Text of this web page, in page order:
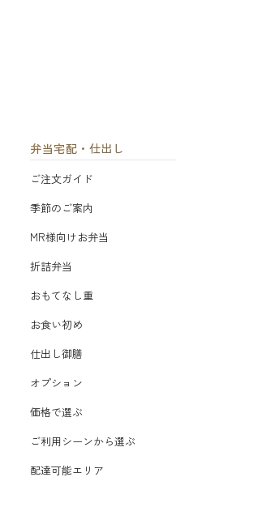
弁当宅配・仕出し
ご注文ガイド
季節のご案内
MR様向けお弁当
折詰弁当
おもてなし重
お食い初め
仕出し御膳
オプション
価格で選ぶ
ご利用シーンから選ぶ
配達可能エリア